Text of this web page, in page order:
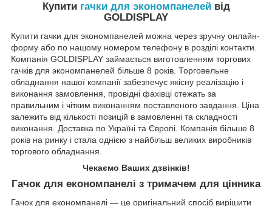
Купити гачки для экономпанелейвід
GOLDISPLAY
Купити гачки для экономпанелей можна через зручну онлайн-
форму або по нашому номером телефону в розділі контакти.
Компанія GOLDISPLAY займається виготовленням торгових
гачків для экономпанелей більше 8 років. Торговельне
обладнання нашої компанії забезпечує якісну реалізацію і
виконання замовлення, провідні фахівці стежать за
правильним і чітким виконанням поставленого завдання. Ціна
залежить від кількості позицій в замовленні та складності
виконання. Доставка по Україні та Європі. Компанія більше 8
років на ринку і стала однією з найбільш великих виробників
торгового обладнання.
Чекаємо Ваших дзвінків!
Гачок для економпанелі з тримачем для цінника
Гачок для економпанелі — це оригінальний спосіб вирішити